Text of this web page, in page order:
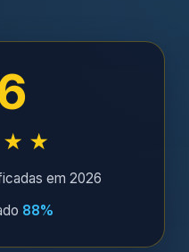
em 2026
88%